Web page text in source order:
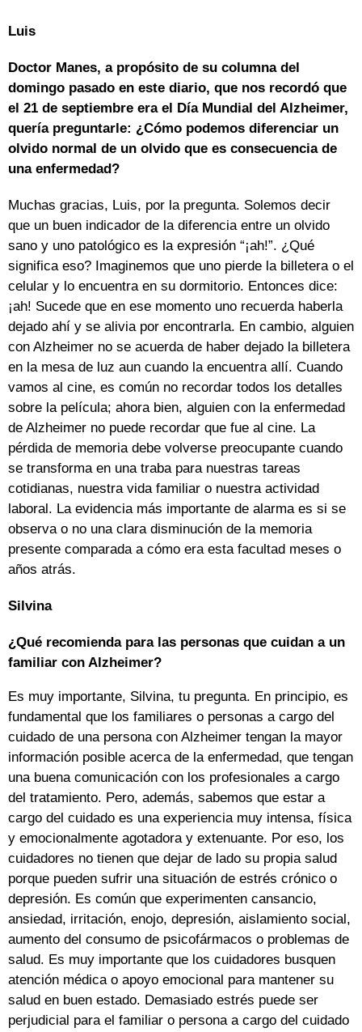
Luis
Doctor Manes, a propósito de su columna del
domingo pasado en este diario, que nos recordó que
el 21 de septiembre era el Día Mundial del Alzheimer,
quería preguntarle: ¿Cómo podemos diferenciar un
olvido normal de un olvido que es consecuencia de
una enfermedad?
Muchas gracias, Luis, por la pregunta. Solemos decir
que un buen indicador de la diferencia entre un olvido
sano y uno patológico es la expresión “¡ah!”. ¿Qué
significa eso? Imaginemos que uno pierde la billetera o el
celular y lo encuentra en su dormitorio. Entonces dice:
¡ah! Sucede que en ese momento uno recuerda haberla
dejado ahí y se alivia por encontrarla. En cambio, alguien
con Alzheimer no se acuerda de haber dejado la billetera
en la mesa de luz aun cuando la encuentra allí. Cuando
vamos al cine, es común no recordar todos los detalles
sobre la película; ahora bien, alguien con la enfermedad
de Alzheimer no puede recordar que fue al cine. La
pérdida de memoria debe volverse preocupante cuando
se transforma en una traba para nuestras tareas
cotidianas, nuestra vida familiar o nuestra actividad
laboral. La evidencia más importante de alarma es si se
observa o no una clara disminución de la memoria
presente comparada a cómo era esta facultad meses o
años atrás.
Silvina
¿Qué recomienda para las personas que cuidan a un
familiar con Alzheimer?
Es muy importante, Silvina, tu pregunta. En principio, es
fundamental que los familiares o personas a cargo del
cuidado de una persona con Alzheimer tengan la mayor
información posible acerca de la enfermedad, que tengan
una buena comunicación con los profesionales a cargo
del tratamiento. Pero, además, sabemos que estar a
cargo del cuidado es una experiencia muy intensa, física
y emocionalmente agotadora y extenuante. Por eso, los
cuidadores no tienen que dejar de lado su propia salud
porque pueden sufrir una situación de estrés crónico o
depresión. Es común que experimenten cansancio,
ansiedad, irritación, enojo, depresión, aislamiento social,
aumento del consumo de psicofármacos o problemas de
salud. Es muy importante que los cuidadores busquen
atención médica o apoyo emocional para mantener su
salud en buen estado. Demasiado estrés puede ser
perjudicial para el familiar o persona a cargo del cuidado